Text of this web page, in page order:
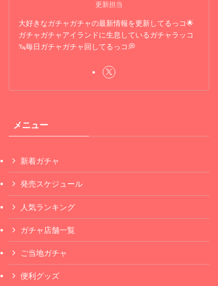
更新担当
大好きなガチャガチャの最新情報を更新してるっコ🌟
ガチャガチャアイランドに生息しているガチャラッコ
🦦毎日ガチャガチャ回してるっコ💭
メニュー
新着ガチャ
発売スケジュール
人気ランキング
ガチャ店舗一覧
ご当地ガチャ
便利グッズ